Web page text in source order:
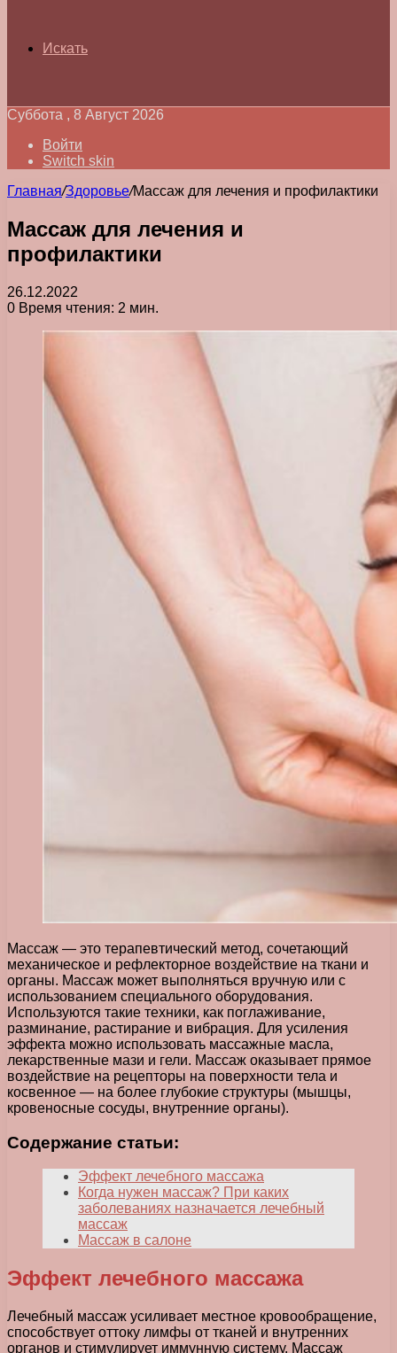
Искать
Суббота , 8 Август 2026
Войти
Switch skin
Главная/Здоровье/Массаж для лечения и профилактики
Массаж для лечения и
профилактики
26.12.2022
0 Время чтения: 2 мин.
Массаж — это терапевтический метод, сочетающий
механическое и рефлекторное воздействие на ткани и
органы. Массаж может выполняться вручную или с
использованием специального оборудования.
Используются такие техники, как поглаживание,
разминание, растирание и вибрация. Для усиления
эффекта можно использовать массажные масла,
лекарственные мази и гели. Массаж оказывает прямое
воздействие на рецепторы на поверхности тела и
косвенное — на более глубокие структуры (мышцы,
кровеносные сосуды, внутренние органы).
Содержание статьи:
Эффект лечебного массажа
Когда нужен массаж? При каких
заболеваниях назначается лечебный
массаж
Массаж в салоне
Эффект лечебного массажа
Лечебный массаж усиливает местное кровообращение,
способствует оттоку лимфы от тканей и внутренних
органов и стимулирует иммунную систему. Массаж